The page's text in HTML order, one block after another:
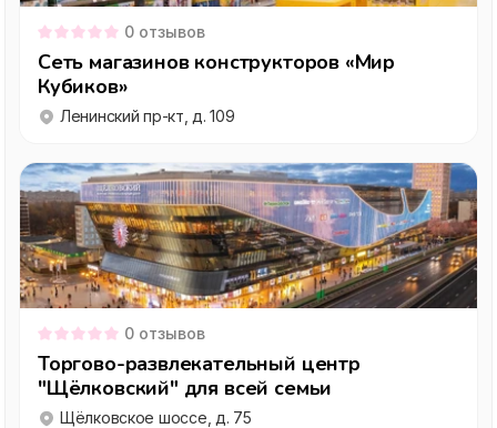
0 отзывов
Сеть магазинов конструкторов «Мир
Кубиков»
Ленинский пр-кт, д. 109
0 отзывов
Торгово-развлекательный центр
"Щёлковский" для всей семьи
Щёлковское шоссе, д. 75